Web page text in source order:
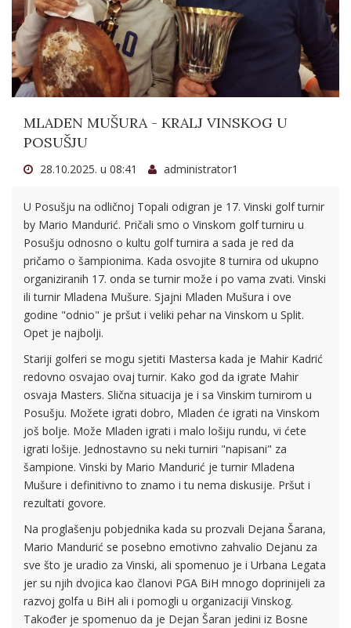
MLADEN MUŠURA - KRALJ VINSKOG U
POSUŠJU
28.10.2025. u 08:41 administrator1
U Posušju na odličnoj Topali odigran je 17. Vinski golf turnir
by Mario Mandurić. Pričali smo o Vinskom golf turniru u
Posušju odnosno o kultu golf turnira a sada je red da
pričamo o šampionima. Kada osvojite 8 turnira od ukupno
organiziranih 17. onda se turnir može i po vama zvati. Vinski
ili turnir Mladena Mušure. Sjajni Mladen Mušura i ove
godine "odnio" je pršut i veliki pehar na Vinskom u Split.
Opet je najbolji.
Stariji golferi se mogu sjetiti Mastersa kada je Mahir Kadrić
redovno osvajao ovaj turnir. Kako god da igrate Mahir
osvaja Masters. Slična situacija je i sa Vinskim turnirom u
Posušju. Možete igrati dobro, Mladen će igrati na Vinskom
još bolje. Može Mladen igrati i malo lošiju rundu, vi ćete
igrati lošije. Jednostavno su neki turniri "napisani" za
šampione. Vinski by Mario Mandurić je turnir Mladena
Mušure i definitivno to znamo i tu nema diskusije. Pršut i
rezultati govore.
Na proglašenju pobjednika kada su prozvali Dejana Šarana,
Mario Mandurić se posebno emotivno zahvalio Dejanu za
sve što je uradio za Vinski, ali spomenuo je i Urbana Legata
jer su njih dvojica kao članovi PGA BiH mnogo doprinijeli za
razvoj golfa u BiH ali i pomogli u organizaciji Vinskog.
Također je spomenuo da je Dejan Šaran jedini iz Bosne